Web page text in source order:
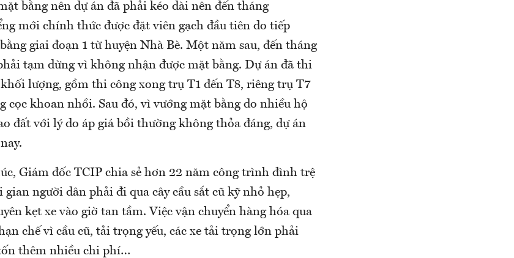
bằng nên dự án đã phải kéo dài nên đến tháng
mới chính thức được đặt viên gạch đầu tiên do tiếp
giai đoạn 1 từ huyện Nhà Bè. Một năm sau, đến tháng
tạm dừng vì không nhận được mặt bằng. Dự án đã thi
lượng, gồm thi công xong trụ T1 đến T8, riêng trụ T7
cọc khoan nhồi. Sau đó, vì vướng mặt bằng do nhiều hộ
đất với lý do áp giá bồi thường không thỏa đáng, dự án
Giám đốc TCIP chia sẻ hơn 22 năm công trình đình trệ
gian người dân phải đi qua cây cầu sắt cũ kỹ nhỏ hẹp,
kẹt xe vào giờ tan tầm. Việc vận chuyển hàng hóa qua
chế vì cầu cũ, tải trọng yếu, các xe tải trọng lớn phải
thêm nhiều chi phí…